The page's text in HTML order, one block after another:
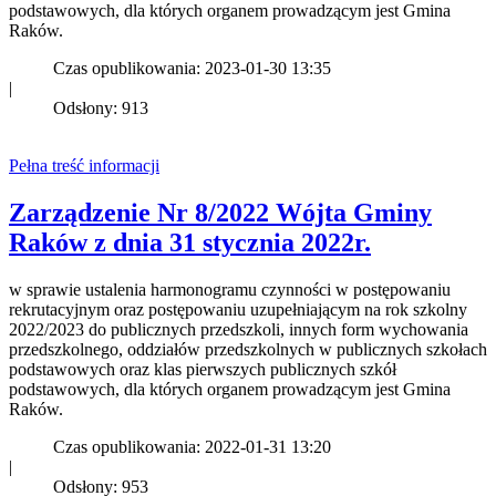
podstawowych, dla których organem prowadzącym jest Gmina
Raków.
Czas opublikowania: 2023-01-30 13:35
|
Odsłony: 913
Pełna treść informacji
Zarządzenie Nr 8/2022 Wójta Gminy
Raków z dnia 31 stycznia 2022r.
w sprawie ustalenia harmonogramu czynności w postępowaniu
rekrutacyjnym oraz postępowaniu uzupełniającym na rok szkolny
2022/2023 do publicznych przedszkoli, innych form wychowania
przedszkolnego, oddziałów przedszkolnych w publicznych szkołach
podstawowych oraz klas pierwszych publicznych szkół
podstawowych, dla których organem prowadzącym jest Gmina
Raków.
Czas opublikowania: 2022-01-31 13:20
|
Odsłony: 953